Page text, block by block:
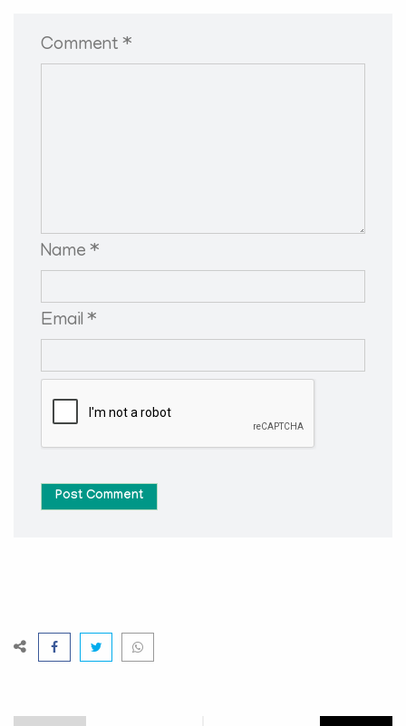
Comment *
Name *
Email *
Post Comment